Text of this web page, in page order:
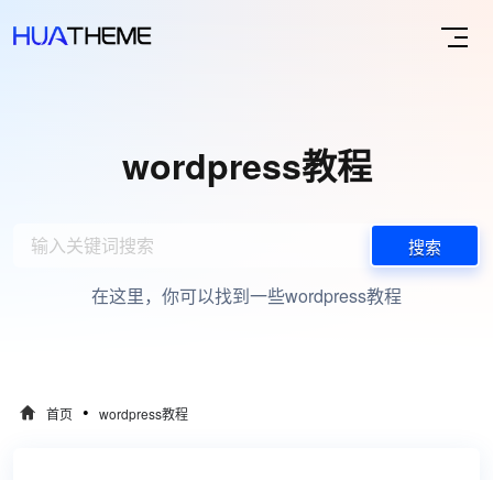
wordpress教程
搜索
在这里，你可以找到一些wordpress教程
首页 • wordpress教程